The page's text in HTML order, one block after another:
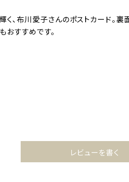
、布川愛子さんのポストカード。
おすすめです。
レビューを書く